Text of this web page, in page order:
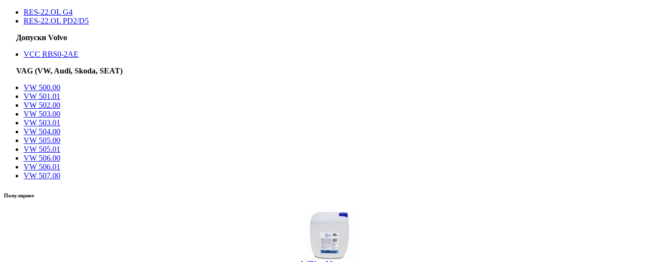
RES-22.OL G4
RES-22.OL PD2/D5
Допуски Volvo
VCC RBS0-2AE
VAG (VW, Audi, Skoda, SEAT)
VW 500.00
VW 501.01
VW 502.00
VW 503.00
VW 503.01
VW 504.00
VW 505.00
VW 505.01
VW 506.00
VW 506.01
VW 507.00
Популярное